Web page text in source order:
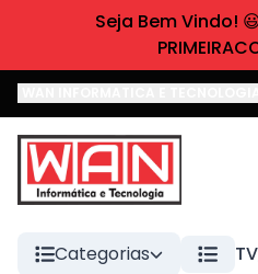
Seja Bem Vindo!
Categorias